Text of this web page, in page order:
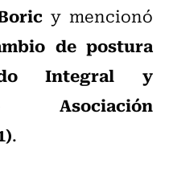
y mencionó
de postura
Integral y
Asociación
.